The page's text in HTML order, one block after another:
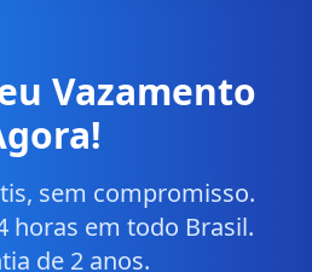
Vazamento
sem compromisso.
horas em todo Brasil.
de 2 anos.